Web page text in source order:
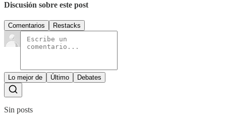
Discusión sobre este post
Comentarios Restacks
Lo mejor de Último Debates
Sin posts